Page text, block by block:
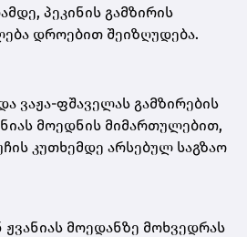
პეკინის გამზირის
დროებით შეიზღუდება.
ვაჟა-ფშაველას გამზირების
მოედნის მიმართულებით,
კუთხემდე არსებულ საგზაო
ჟვანიას მოედანზე მოხვედრას